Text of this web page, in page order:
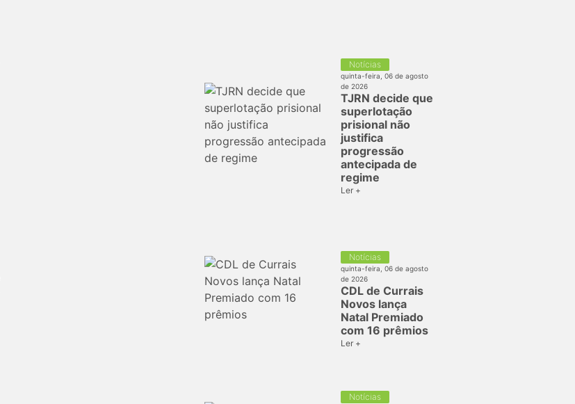
Notícias
quinta-feira, 06 de agosto
de 2026
TJRN decide que
superlotação
prisional não
justifica
progressão
antecipada de
regime
Ler +
Notícias
quinta-feira, 06 de agosto
de 2026
CDL de Currais
Novos lança
Natal Premiado
com 16 prêmios
Ler +
Notícias